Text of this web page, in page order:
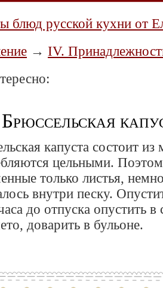
блюд русской кухни от
→ IV.
капуста состоит
цельными.
только листья,
внутри песку.
до отпуска опустить
доварить в бульоне.